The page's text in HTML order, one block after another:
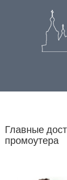
Главные
промоутера